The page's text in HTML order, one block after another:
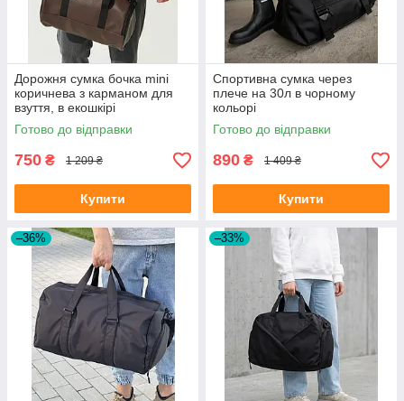
Дорожня сумка бочка mini
коричнева з карманом для
взуття, в екошкірі
Готово до відправки
750 ₴ 1 209 ₴
Купити
Cпортивна сумка через
плече на 30л в чорному
кольорі
Готово до відправки
890 ₴ 1 409 ₴
Купити
–36% –33%